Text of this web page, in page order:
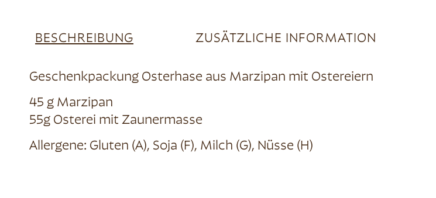
BESCHREIBUNG ZUSÄTZLICHE INFORMATION
Geschenkpackung Osterhase aus Marzipan mit Ostereiern
45 g Marzipan
55g Osterei mit Zaunermasse
Allergene: Gluten (A), Soja (F), Milch (G), Nüsse (H)